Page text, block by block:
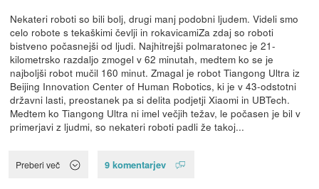
Nekateri roboti so bili bolj, drugi manj podobni ljudem. Videli smo
celo robote s tekaškimi čevlji in rokavicamiZa zdaj so roboti
bistveno počasnejši od ljudi. Najhitrejši polmaratonec je 21-
kilometrsko razdaljo zmogel v 62 minutah, medtem ko se je
najboljši robot mučil 160 minut. Zmagal je robot Tiangong Ultra iz
Beijing Innovation Center of Human Robotics, ki je v 43-odstotni
državni lasti, preostanek pa si delita podjetji Xiaomi in UBTech.
Medtem ko Tiangong Ultra ni imel večjih težav, le počasen je bil v
primerjavi z ljudmi, so nekateri roboti padli že takoj...
Preberi več 9 komentarjev